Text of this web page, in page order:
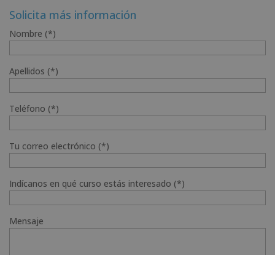
Solicita más información
Nombre (*)
Apellidos (*)
Teléfono (*)
Tu correo electrónico (*)
Indícanos en qué curso estás interesado (*)
Mensaje